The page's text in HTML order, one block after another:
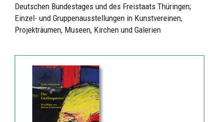
Deutschen Bundestages und des Freistaats Thüringen;
Einzel- und Gruppenausstellungen in Kunstvereinen,
Projekträumen, Museen, Kirchen und Galerien